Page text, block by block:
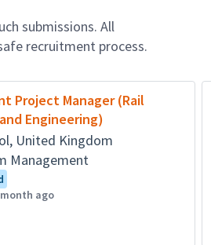
submissions. All
recruitment process.
Project Manager (Rail
Engineering)
United Kingdom
Management
ago